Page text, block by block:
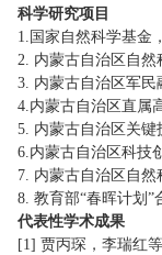
科学研究项目
1.
国 家自然科学基金
2. 内蒙古自治区 自然
3. 内蒙古自治区军
4. 内蒙古自治区直属
5. 内蒙古自治区关
6. 内蒙古自治区科技
7. 内蒙古自治区 自然
8. 教育部“春晖计划 ”
代表性学术成果
[1] 贾丙琛，李瑞红等